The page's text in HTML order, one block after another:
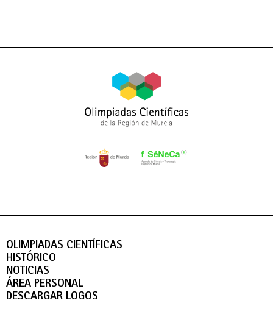
OLIMPIADAS CIENTÍFICAS
HISTÓRICO
NOTICIAS
ÁREA PERSONAL
DESCARGAR LOGOS